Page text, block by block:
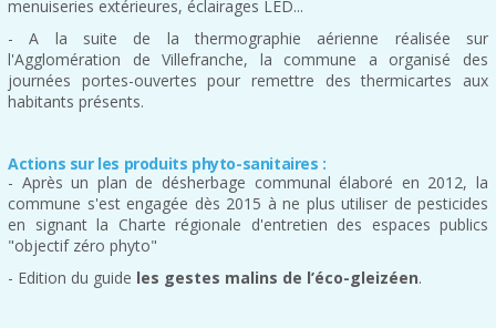
menuiseries extérieures, éclairages LED...
- A la suite de la thermographie aérienne réalisée sur
l'Agglomération de Villefranche, la commune a organisé des
journées portes-ouvertes pour remettre des thermicartes aux
habitants présents.
Actions sur les produits phyto-sanitaires :
- Après un plan de désherbage communal élaboré en 2012, la
commune s'est engagée dès 2015 à ne plus utiliser de pesticides
en signant la Charte régionale d'entretien des espaces publics
"objectif zéro phyto"
- Edition du guide les gestes malins de l’éco-gleizéen.